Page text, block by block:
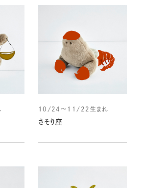
10/24～11/22生まれ
さそり座